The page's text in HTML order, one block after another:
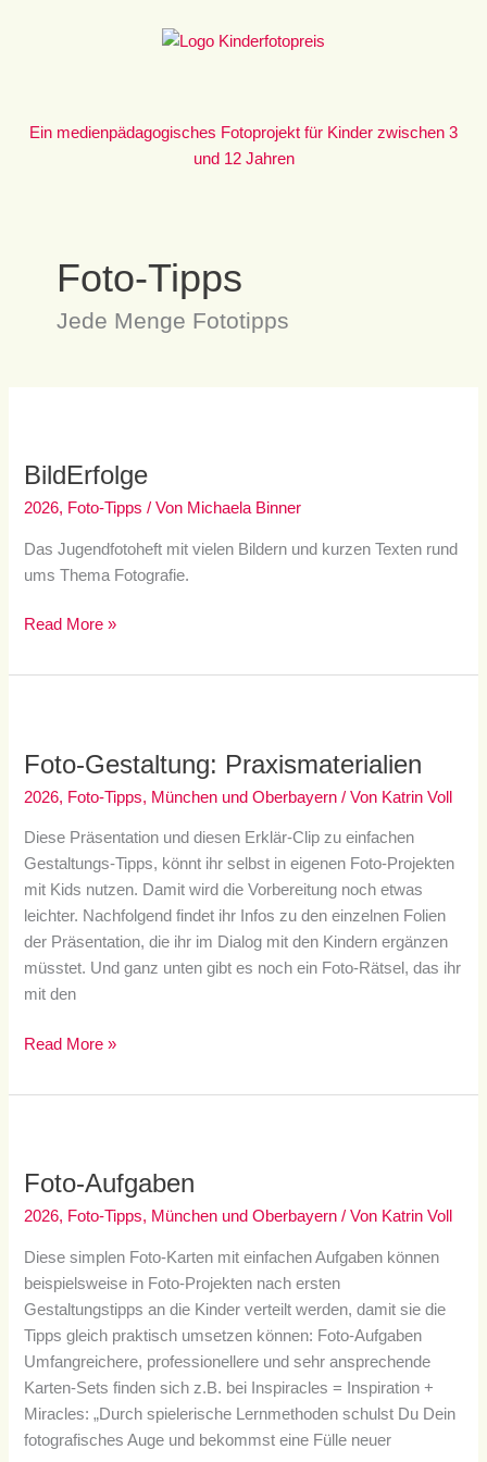
Ein medienpädagogisches Fotoprojekt für Kinder zwischen 3
und 12 Jahren
Foto-Tipps
Jede Menge Fototipps
BildErfolge
2026, Foto-Tipps / Von Michaela Binner
Das Jugendfotoheft mit vielen Bildern und kurzen Texten rund
ums Thema Fotografie.
Read More »
Foto-Gestaltung: Praxismaterialien
2026, Foto-Tipps, München und Oberbayern / Von Katrin Voll
Diese Präsentation und diesen Erklär-Clip zu einfachen
Gestaltungs-Tipps, könnt ihr selbst in eigenen Foto-Projekten
mit Kids nutzen. Damit wird die Vorbereitung noch etwas
leichter. Nachfolgend findet ihr Infos zu den einzelnen Folien
der Präsentation, die ihr im Dialog mit den Kindern ergänzen
müsstet. Und ganz unten gibt es noch ein Foto-Rätsel, das ihr
mit den
Praxismaterialien
Read More »
Foto-Aufgaben
2026, Foto-Tipps, München und Oberbayern / Von Katrin Voll
Diese simplen Foto-Karten mit einfachen Aufgaben können
beispielsweise in Foto-Projekten nach ersten
Gestaltungstipps an die Kinder verteilt werden, damit sie die
Tipps gleich praktisch umsetzen können: Foto-Aufgaben
Umfangreichere, professionellere und sehr ansprechende
Karten-Sets finden sich z.B. bei Inspiracles = Inspiration +
Miracles: „Durch spielerische Lernmethoden schulst Du Dein
fotografisches Auge und bekommst eine Fülle neuer